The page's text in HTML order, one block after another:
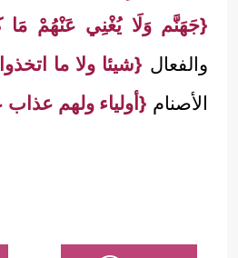
{جَهَنَّم وَلَا يُغْنِي عَنْهُمْ مَا
والفعال {شيئا ولا ما
الأصنام {أولياء ولهم